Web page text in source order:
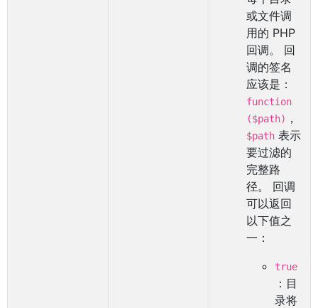
或文件调
用的 PHP
回调。 回
调的签名
应该是：
function
($path) ，
$path 表示
要过滤的
完整路
径。 回调
可以返回
以下值之
一：
true
：目
录将